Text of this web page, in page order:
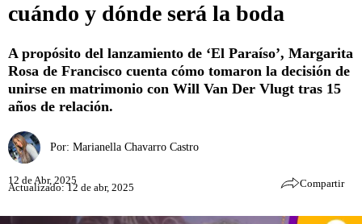
cuándo y dónde será la boda
A propósito del lanzamiento de ‘El Paraíso’, Margarita
Rosa de Francisco cuenta cómo tomaron la decisión de
unirse en matrimonio con Will Van Der Vlugt tras 15
años de relación.
Por: Marianella Chavarro Castro
12 de Abr, 2025
Actualizado: 12 de abr, 2025 Compartir